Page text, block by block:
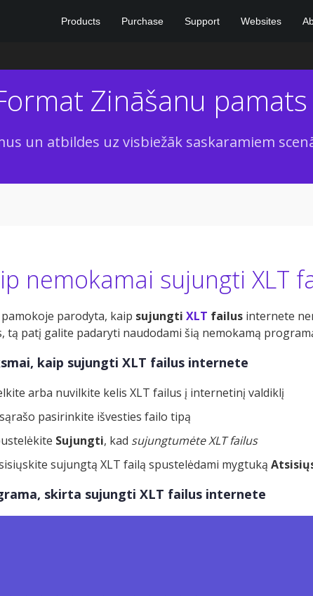
Products Purchase Support Websites
Zināšanu pamats
un atbildes uz visbiežāk saskaramiem
nemokamai sujungti XLT
pamokoje parodyta, kaip sujungti XLT failus internete
tą patį galite padaryti naudodami šią nemokamą
kaip sujungti XLT failus internete
arba nuvilkite kelis XLT failus į internetinį valdiklį
pasirinkite išvesties failo tipą
Sujungti, kad sujungtumėte XLT failus
sujungtą XLT failą spustelėdami mygtuką
skirta sujungti XLT failus internete